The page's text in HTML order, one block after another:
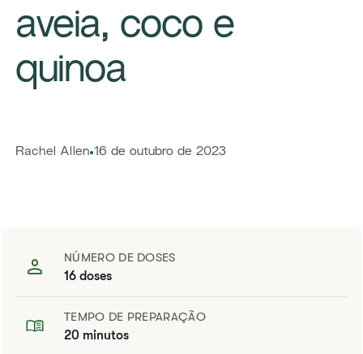
aveia, coco e
quinoa
​​Rachel Allen​ 16 de outubro de 2023
NÚMERO DE DOSES
16 doses
TEMPO DE PREPARAÇÃO
20 minutos